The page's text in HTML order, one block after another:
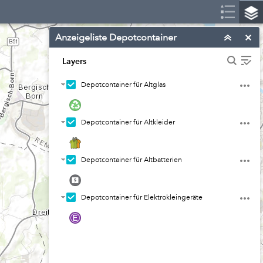
Anzeigeliste Depotcontainer
Layers
Depotcontainer für Altglas
Depotcontainer für Altkleider
Depotcontainer für Altbatterien
Depotcontainer für Elektrokleingeräte